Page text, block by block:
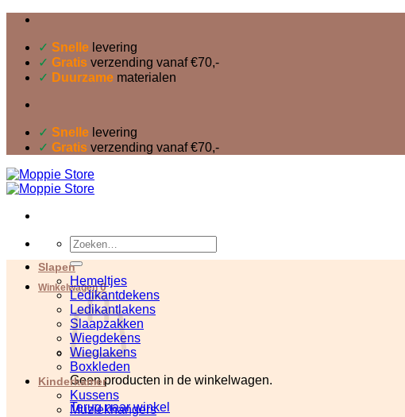
inhoud✓ Snelle levering
✓ Gratis verzending vanaf €70,-
✓ Duurzame materialen
✓ Snelle levering
✓ Gratis verzending vanaf €70,-
Zoeken
naar:
Winkelwagen0
Geen producten in de winkelwagen.
Terug naar winkel
Slapen
Hemeltjes
Ledikantdekens
Ledikantlakens
Slaapzakken
Wiegdekens
Wieglakens
Boxkleden
Kinderkamer
Kussens
Muziekhangers